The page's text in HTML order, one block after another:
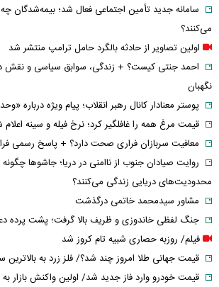
سامانه جدید تأمین اجتماعی فعال شد؛ بیمه‌شدگان
می‌کنند؟
اولین تصاویر از حادثه بالگرد حامل ترامپ منتشر شد
نگهبان
پوستر معنادار کانال رهبر انقلاب؛ پیام ویژه درباره
قیمت مرغ همه را غافلگیر کرد؛ نرخ فیله و سینه
معافیت سربازان فراری صحت دارد؟ + پاسخ رسمی
روایت صیادان جنوب از ناامنی در دریا؛ جاشوها
محدودیت‌های دریایی زندگی می‌کنند؟
مشاور سیدمحمد خاتمی درگذشت
جنگ لفظی خاندوزی و ظریف بالا گرفت؛ پشت پرده
فیلم/ روزبه حصاری شبیه تام کروز شد
قیمت جهانی طلا امروز چند شد؟/ فلز زرد به بالاترین سطح ۷ هفته
قیمت خودرو وارد فاز جدید شد/ اولین واکنش بازار